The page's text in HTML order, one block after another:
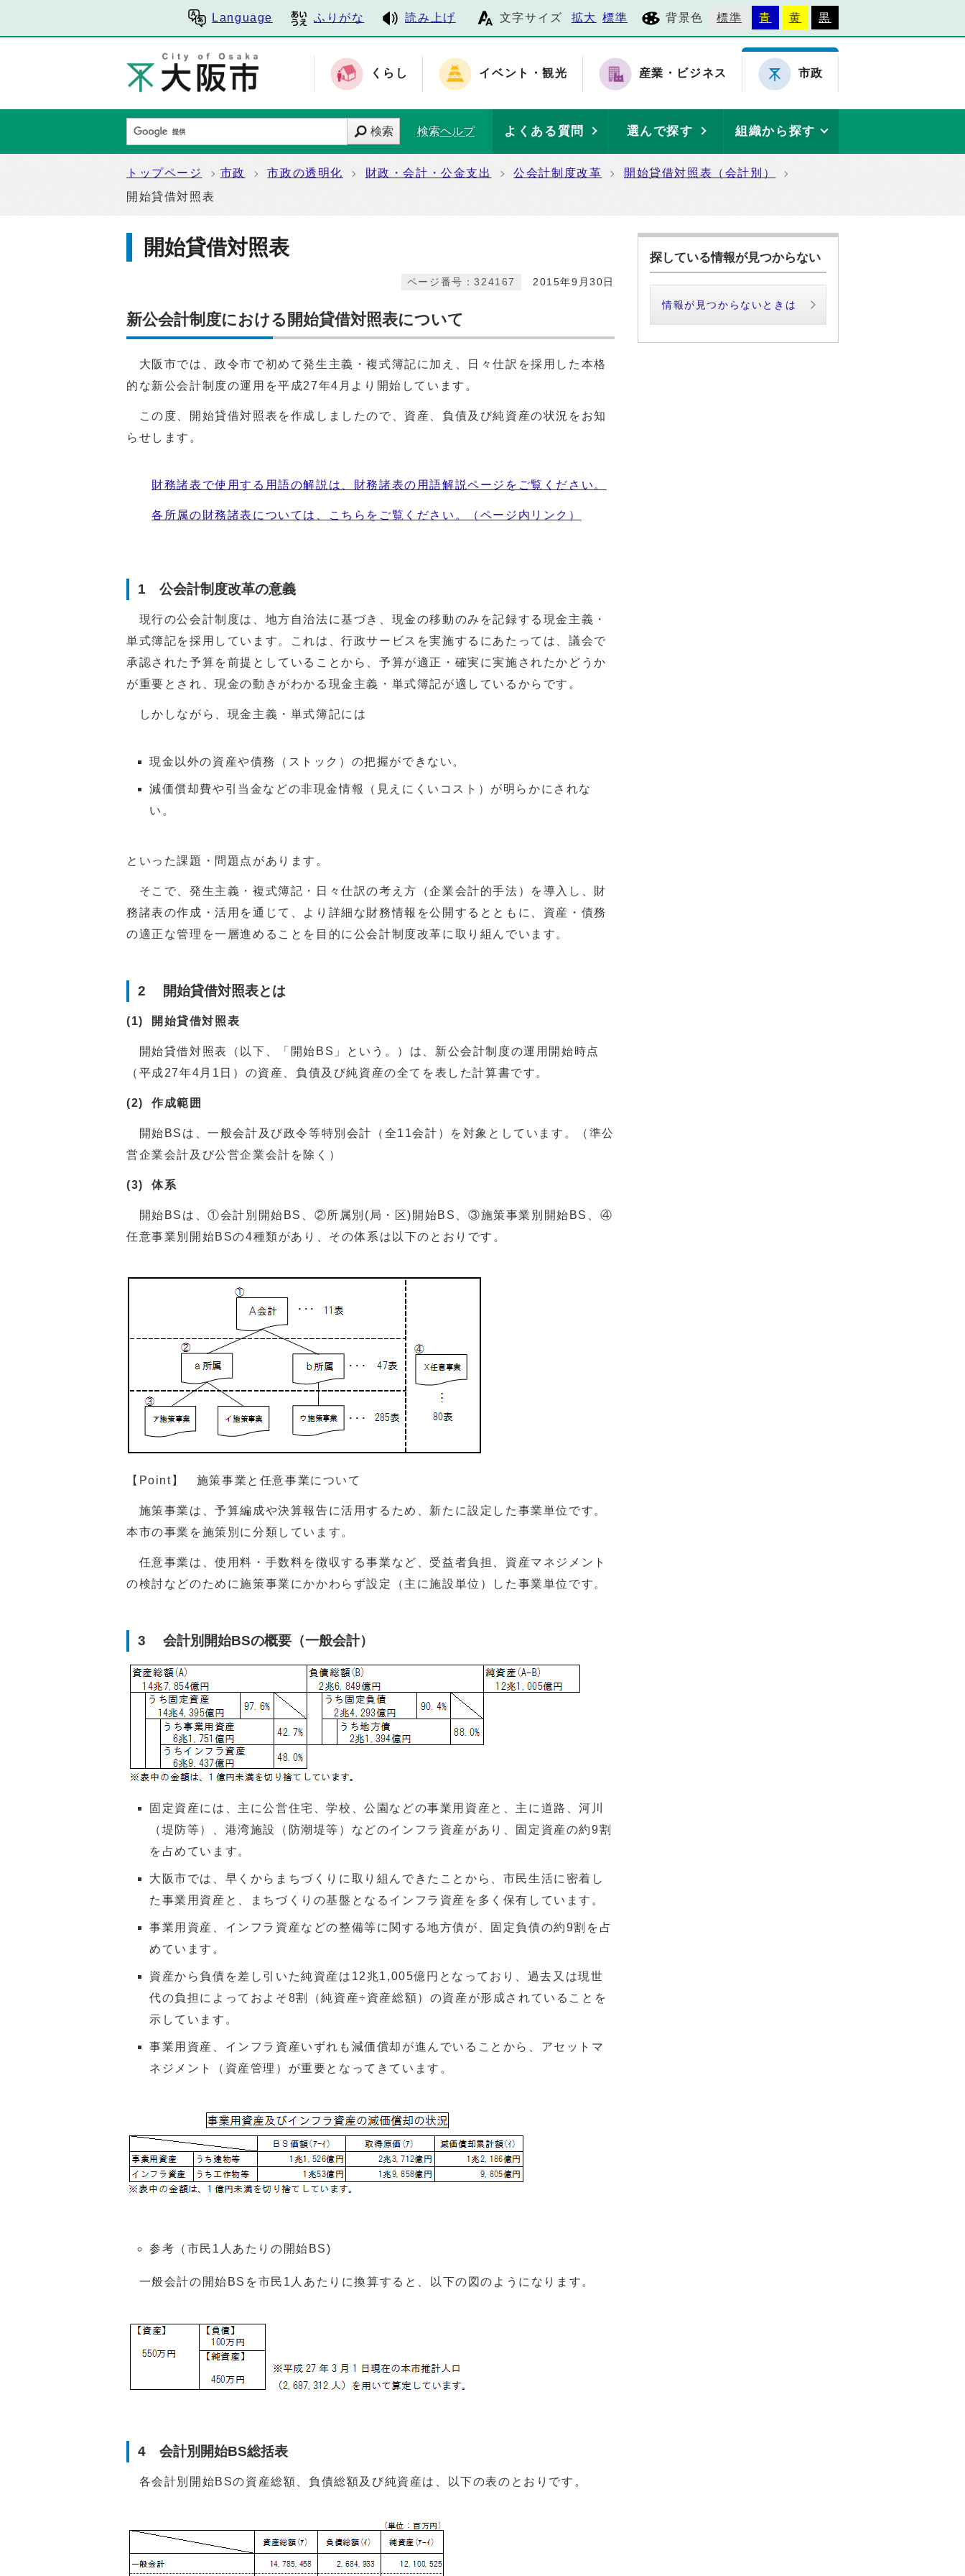
Language ふりがな 読み上げ 文字サイズ 拡大 標準 背景色 標準 青 黄 黒
くらし イベント・観光 産業・ビジネス 市政
検索 検索ヘルプ よくある質問 選んで探す 組織から探す
トップページ 市政 市政の透明化 財政・会計・公金支出 公会計制度改革
開始貸借対照表（会計別）
開始貸借対照表
開始貸借対照表
2015年9月30日
ページ番号：324167
新公会計制度における開始貸借対照表について
大阪市では、政令市で初めて発生主義・複式簿記に加え、日々仕訳を採用した本格
的な新公会計制度の運用を平成27年4月より開始しています。
この度、開始貸借対照表を作成しましたので、資産、負債及び純資産の状況をお知
らせします。
財務諸表で使用する用語の解説は、財務諸表の用語解説ページをご覧ください。
各所属の財務諸表については、こちらをご覧ください。（ページ内リンク）
1 公会計制度改革の意義
現行の公会計制度は、地方自治法に基づき、現金の移動のみを記録する現金主義・
単式簿記を採用しています。これは、行政サービスを実施するにあたっては、議会で
承認された予算を前提としていることから、予算が適正・確実に実施されたかどうか
が重要とされ、現金の動きがわかる現金主義・単式簿記が適しているからです。
しかしながら、現金主義・単式簿記には
現金以外の資産や債務（ストック）の把握ができない。
減価償却費や引当金などの非現金情報（見えにくいコスト）が明らかにされな
い。
といった課題・問題点があります。
そこで、発生主義・複式簿記・日々仕訳の考え方（企業会計的手法）を導入し、財
務諸表の作成・活用を通じて、より詳細な財務情報を公開するとともに、資産・債務
の適正な管理を一層進めることを目的に公会計制度改革に取り組んでいます。
2 開始貸借対照表とは
(1) 開始貸借対照表
開始貸借対照表（以下、「開始BS」という。）は、新公会計制度の運用開始時点
（平成27年4月1日）の資産、負債及び純資産の全てを表した計算書です。
(2) 作成範囲
開始BSは、一般会計及び政令等特別会計（全11会計）を対象としています。（準公
営企業会計及び公営企業会計を除く）
(3) 体系
開始BSは、①会計別開始BS、②所属別(局・区)開始BS、③施策事業別開始BS、④
任意事業別開始BSの4種類があり、その体系は以下のとおりです。
【Point】 施策事業と任意事業について
施策事業は、予算編成や決算報告に活用するため、新たに設定した事業単位です。
本市の事業を施策別に分類しています。
任意事業は、使用料・手数料を徴収する事業など、受益者負担、資産マネジメント
の検討などのために施策事業にかかわらず設定（主に施設単位）した事業単位です。
3 会計別開始BSの概要（一般会計）
固定資産には、主に公営住宅、学校、公園などの事業用資産と、主に道路、河川
（堤防等）、港湾施設（防潮堤等）などのインフラ資産があり、固定資産の約9割
を占めています。
大阪市では、早くからまちづくりに取り組んできたことから、市民生活に密着し
た事業用資産と、まちづくりの基盤となるインフラ資産を多く保有しています。
事業用資産、インフラ資産などの整備等に関する地方債が、固定負債の約9割を占
めています。
資産から負債を差し引いた純資産は12兆1,005億円となっており、過去又は現世
代の負担によっておよそ8割（純資産÷資産総額）の資産が形成されていることを
示しています。
事業用資産、インフラ資産いずれも減価償却が進んでいることから、アセットマ
ネジメント（資産管理）が重要となってきています。
参考（市民1人あたりの開始BS)
一般会計の開始BSを市民1人あたりに換算すると、以下の図のようになります。
4 会計別開始BS総括表
各会計別開始BSの資産総額、負債総額及び純資産は、以下の表のとおりです。
探している情報が見つからない
情報が見つからないときは